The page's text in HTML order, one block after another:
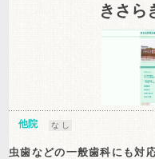
きさら
他院 な し
虫歯などの一般歯科にも対